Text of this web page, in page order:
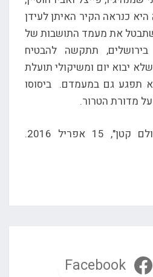
היא כנראה הקיר האיתן לעידן
את מעמד התושבות של
תתקשה להבטיח
יבוא יום ומשיקולי תועלת
תפגע גם במעמדם. ביסוסו
מדורת הטרור.
פורסם לראשונה ב"עולם קטן", 15 אפריל 2016.
Facebook